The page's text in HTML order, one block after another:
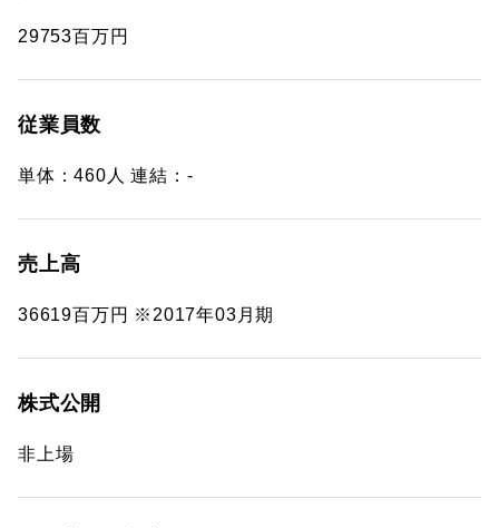
29753百万円
従業員数
単体：460人 連結：-
売上高
36619百万円 ※2017年03月期
株式公開
非上場